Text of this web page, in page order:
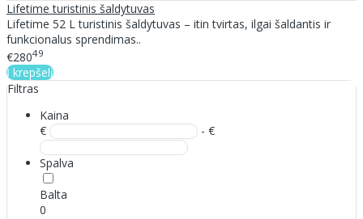
Lifetime turistinis šaldytuvas
Lifetime 52 L turistinis šaldytuvas – itin tvirtas, ilgai šaldantis ir
funkcionalus sprendimas..
€28049
Į krepšelį
Filtras
Kaina
€
- €
Spalva
Balta
0